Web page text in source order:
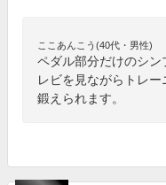
ここあんこう(40代・男性)
ペダル部分だけのシ
レビを見ながらトレ
鍛えられます。